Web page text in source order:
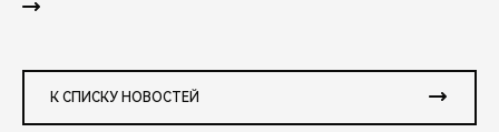
К СПИСКУ НОВОСТЕЙ